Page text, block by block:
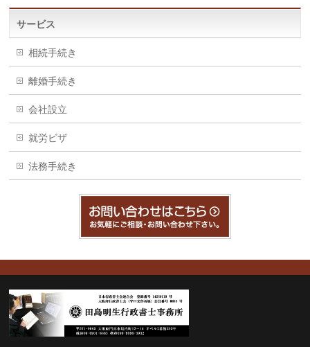
サービス
相続手続き
離婚手続き
会社設立
就労ビザ
法務手続き